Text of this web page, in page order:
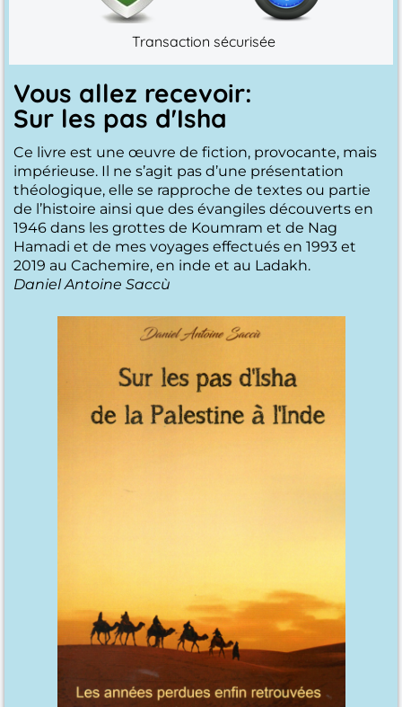
Transaction sécurisée
Vous allez recevoir:
Sur les pas d'Isha
Ce livre est une œuvre de fiction, provocante, mais
impérieuse. Il ne s’agit pas d’une présentation
théologique, elle se rapproche de textes ou partie
de l’histoire ainsi que des évangiles découverts en
1946 dans les grottes de Koumram et de Nag
Hamadi et de mes voyages effectués en 1993 et
2019 au Cachemire, en inde et au Ladakh.
Daniel Antoine Saccù